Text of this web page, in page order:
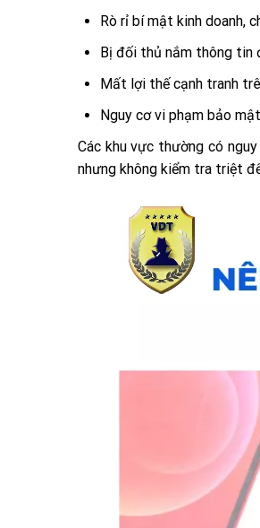
Rò rỉ bí mật kinh doanh,
Bị đối thủ nắm thông tin
Mất lợi thế cạnh tranh
Nguy cơ vi phạm bảo
Các khu vực thường có
nhưng không kiểm tra triệt